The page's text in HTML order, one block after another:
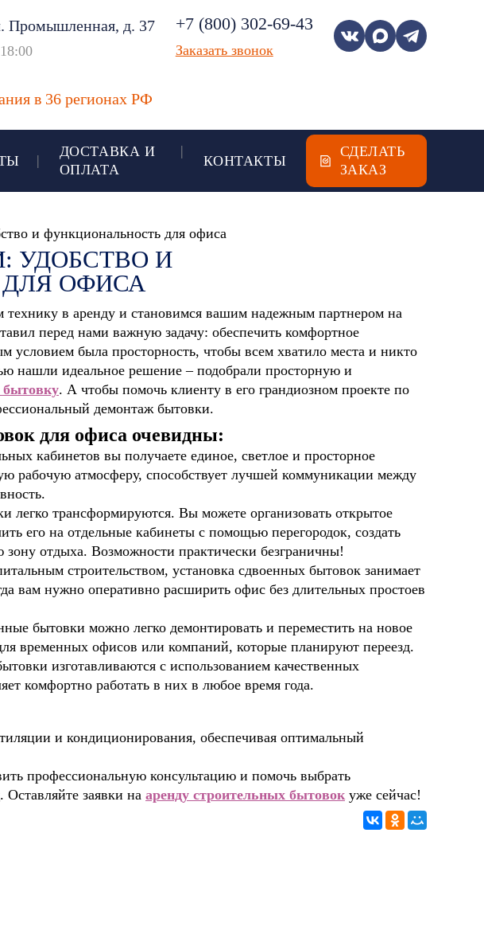
Промышленная, д. 37
в 36 регионах РФ
+7 (800) 302-69-43
Заказать звонок
ДОСТАВКА И
ОПЛАТА
КОНТАКТЫ
СДЕЛАТЬ
ЗАКАЗ
и функциональность для офиса
УДОБСТВО И
ОФИСА
в аренду и становимся вашим надежным партнером на
перед нами важную задачу: обеспечить комфортное
условием была просторность, чтобы всем хватило места и никто
нашли идеальное решение – подобрали просторную и
бытовку. А чтобы помочь клиенту в его грандиозном проекте по
демонтаж бытовки.
для офиса очевидны:
кабинетов вы получаете единое, светлое и просторное
рабочую атмосферу, способствует лучшей коммуникации между
легко трансформируются. Вы можете организовать открытое
его на отдельные кабинеты с помощью перегородок, создать
отдыха. Возможности практически безграничны!
строительством, установка сдвоенных бытовок занимает
вам нужно оперативно расширить офис без длительных простоев
бытовки можно легко демонтировать и переместить на новое
временных офисов или компаний, которые планируют переезд.
изготавливаются с использованием качественных
комфортно работать в них в любое время года.
и кондиционирования, обеспечивая оптимальный
профессиональную консультацию и помочь выбрать
заявки на аренду строительных бытовок уже сейчас!